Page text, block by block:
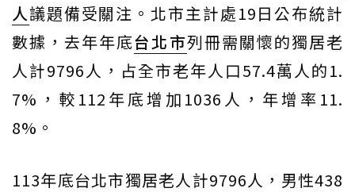
人議題備受關注。北市主計處19日公布統計
數據，去年年底台北市列冊需關懷的獨居老
人計9796人，占全市老年人口57.4萬人的1.
7%，較112年底增加1036人，年增率11.
8%。
113年底台北市獨居老人計9796人，男性438